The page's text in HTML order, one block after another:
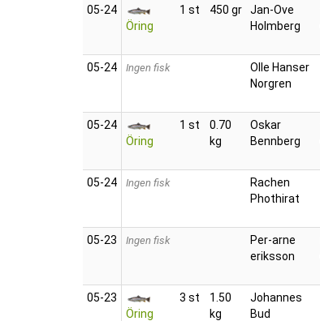
05‑24
Öring
1 st 450 gr
Jan-Ove
Holmberg
05‑24 Ingen fisk
Olle Hanser
Norgren
05‑24
Öring
1 st
0.70
kg
Oskar
Bennberg
05‑24 Ingen fisk
Rachen
Phothirat
05‑23 Ingen fisk
Per-arne
eriksson
05‑23
Öring
3 st
1.50
kg
Johannes
Bud